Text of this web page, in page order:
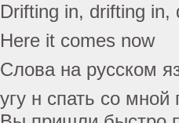
Drifting in, drifting in,
Here it comes now
Слова на русском
угу н спать со